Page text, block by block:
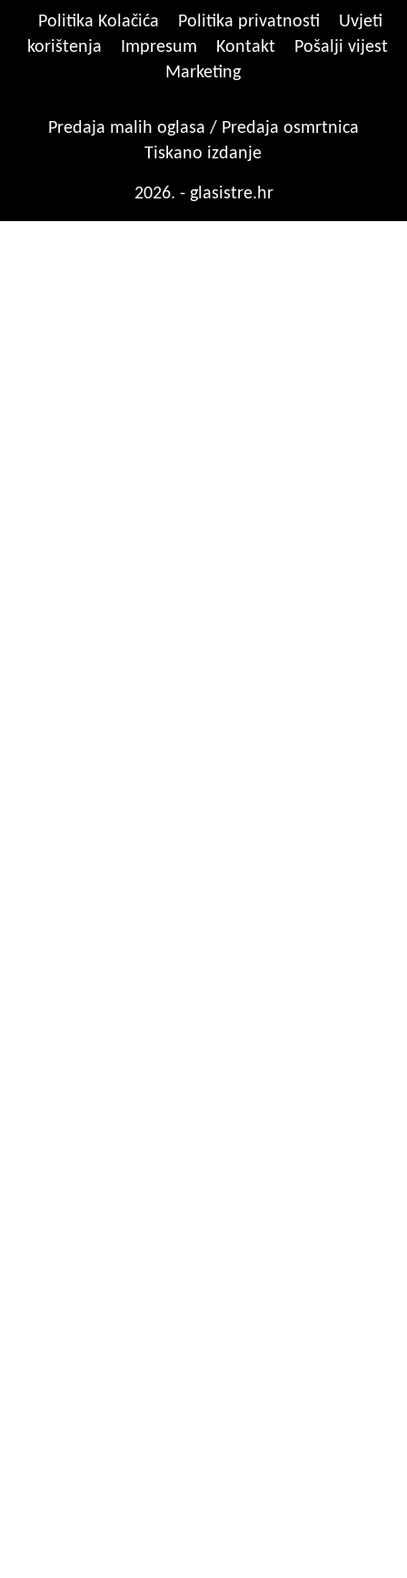
Politika Kolačića Politika privatnosti
Uvjeti
korištenja
Impresum Kontakt
Pošalji vijest
Marketing
Predaja malih oglasa / Predaja osmrtnica
Tiskano izdanje
2026. - glasistre.hr